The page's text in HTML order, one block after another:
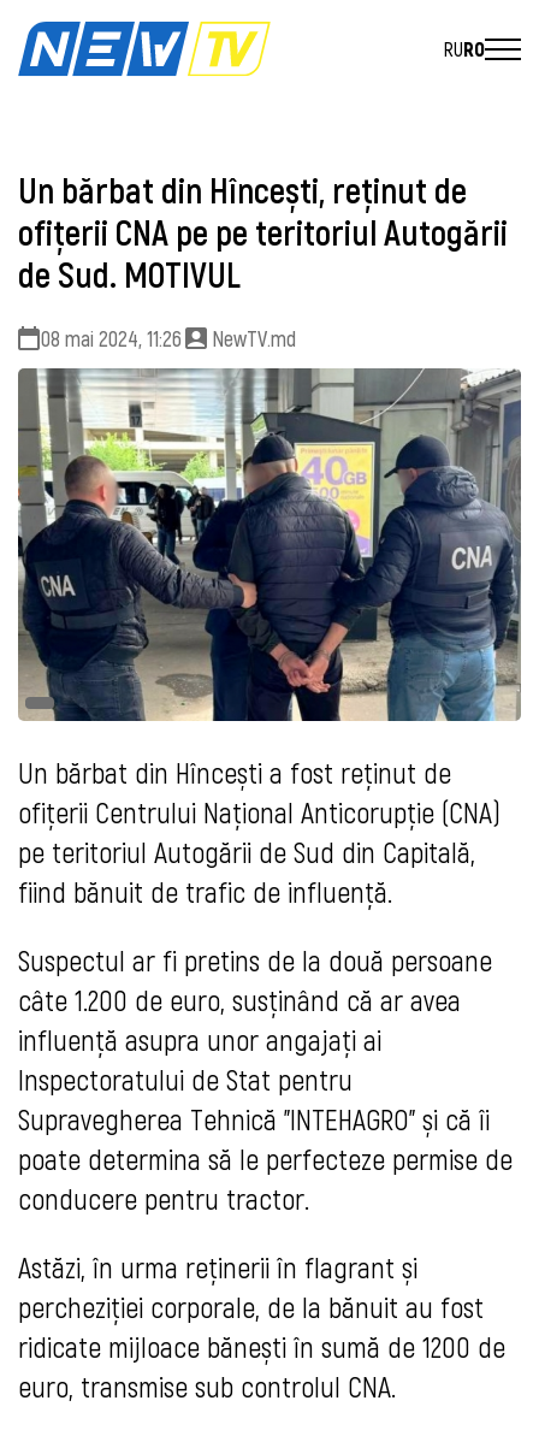
RURO
Un bărbat din Hîncești, reținut de
ofițerii CNA pe pe teritoriul Autogării
de Sud. MOTIVUL
08 mai 2024, 11:26 NewTV.md
Un bărbat din Hîncești a fost reținut de
ofițerii Centrului Național Anticorupție (CNA)
pe teritoriul Autogării de Sud din Capitală,
fiind bănuit de trafic de influență.
Suspectul ar fi pretins de la două persoane
câte 1.200 de euro, susținând că ar avea
influență asupra unor angajați ai
Inspectoratului de Stat pentru
Supravegherea Tehnică "INTEHAGRO" și că îi
poate determina să le perfecteze permise de
conducere pentru tractor.
Astăzi, în urma reținerii în flagrant și
percheziției corporale, de la bănuit au fost
ridicate mijloace bănești în sumă de 1200 de
euro, transmise sub controlul CNA.